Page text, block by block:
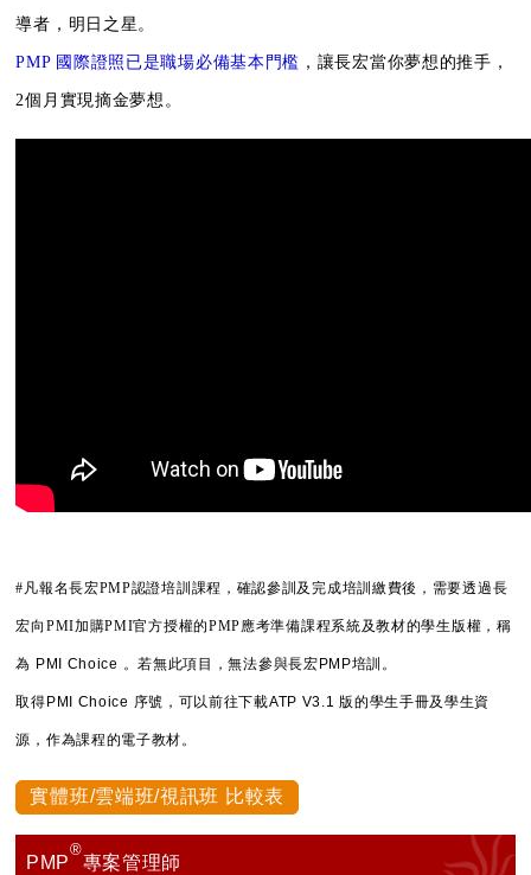
導者，明日之星。
PMP 國際證照已是職場必備基本門檻 ，讓長宏當你夢想的推手，
2個月實現摘金夢想。
#凡報名長宏PMP認證培訓課程，確認參訓及完成培訓繳費後，需要透過長
宏向PMI加購PMI官方授權的PMP應考準備課程系統及教材的學生版權，稱
為 PMI Choice 。若無此項目，無法參與長宏PMP培訓。
取得PMI Choice 序號，可以前往下載ATP V3.1 版的學生手冊及學生資
源，作為課程的電子教材。
實體班/雲端班/視訊班 比較表
PMP
®
專案管理師